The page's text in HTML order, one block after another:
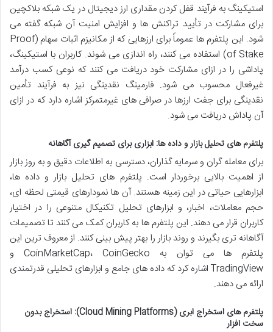
استیکینگ به فرآیند قفل کردن مقداری ارز دیجیتال در یک شبکه بلاکچین
برای مشارکت در تأیید تراکنش ها و افزایش امنیت آن شبکه گفته می
شود. این پلتفرم ها عموماً برای ارزهایی که از مکانیزم اثبات سهام (Proof
of Stake) استفاده می کنند، راه اندازی می شوند. کاربران با استیکینگ،
پاداشی را در ازای مشارکت خود دریافت می کنند که نوعی کسب درآمد
غیرفعال محسوب می شود. فارمینگ نقدینگی نیز به فرآیند تأمین
نقدینگی برای جفت ارزها در صرافی های غیرمتمرکز اشاره دارد که در ازای
آن پاداش دریافت می شود.
پلتفرم های تحلیل بازار و داده ها: ابزاری برای تصمیم گیری آگاهانه
برای معامله گران و سرمایه گذاران، دسترسی به اطلاعات دقیق و به روز بازار
از اهمیت بالایی برخوردار است. پلتفرم های تحلیل بازار و داده ها،
ابزارهایی حیاتی در این زمینه هستند. آن ها نمودارهای قیمتی لحظه ای،
حجم معاملات، اخبار، و ابزارهای تحلیل تکنیکال متنوعی را در اختیار
کاربران قرار می دهند. این پلتفرم ها به کاربران کمک می کنند تا تصمیمات
آگاهانه تری بگیرند و روند بازار را بهتر پیش بینی کنند. از معروف ترین این
پلتفرم ها می توان به CoinMarketCap، CoinGecko و
TradingView اشاره کرد که داده های جامع و ابزارهای تحلیلی قدرتمندی
ارائه می دهند.
پلتفرم های استخراج ابری (Cloud Mining Platforms): استخراج بدون
سخت افزار